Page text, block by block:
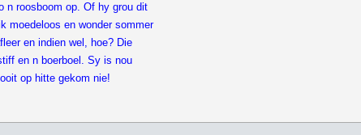
n roosboom op. Of hy grou dit
moedeloos en wonder sommer
en indien wel, hoe? Die
en n boerboel. Sy is nou
op hitte gekom nie!